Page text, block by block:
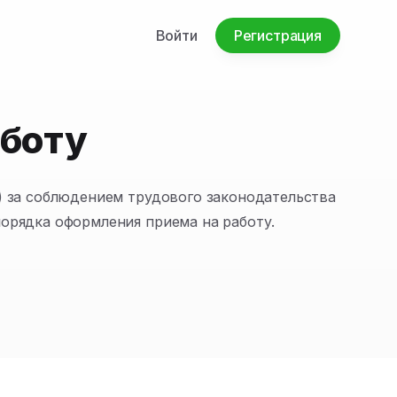
Войти Регистрация
соблюдением трудового законодательства
оформления приема на работу.